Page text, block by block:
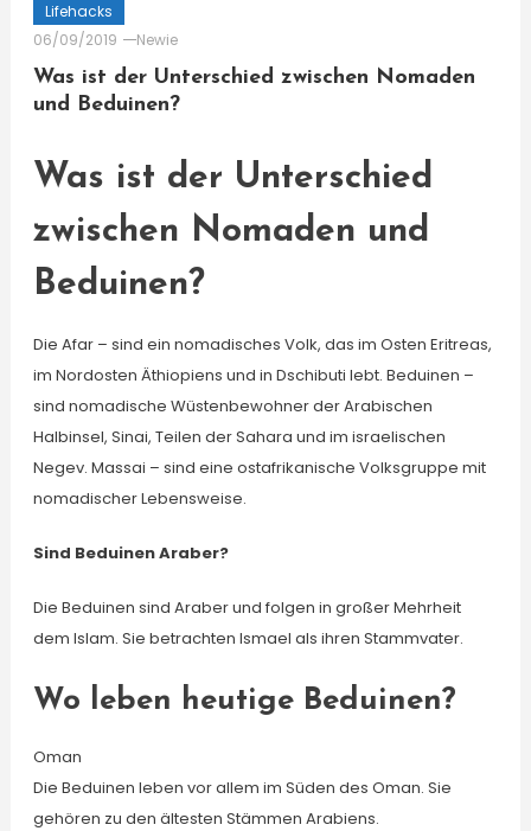
Lifehacks
06/09/2019
Newie
Was ist der Unterschied zwischen Nomaden
und Beduinen?
Was ist der Unterschied
zwischen Nomaden und
Beduinen?
Die Afar – sind ein nomadisches Volk, das im Osten Eritreas,
im Nordosten Äthiopiens und in Dschibuti lebt. Beduinen –
sind nomadische Wüstenbewohner der Arabischen
Halbinsel, Sinai, Teilen der Sahara und im israelischen
Negev. Massai – sind eine ostafrikanische Volksgruppe mit
nomadischer Lebensweise.
Sind Beduinen Araber?
Die Beduinen sind Araber und folgen in großer Mehrheit
dem Islam. Sie betrachten Ismael als ihren Stammvater.
Wo leben heutige Beduinen?
Oman
Die Beduinen leben vor allem im Süden des Oman. Sie
gehören zu den ältesten Stämmen Arabiens.